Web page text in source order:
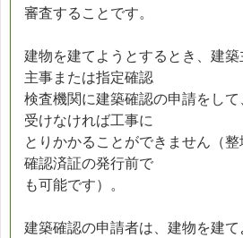
審査することです。
建物を建てようとするとき、建
主事または指定確認
検査機関に建築確認の申請をし
受けなければ工事に
とりかかることができません（
確認済証の発行前で
も可能です）。
建築確認の申請者は、建物を建て